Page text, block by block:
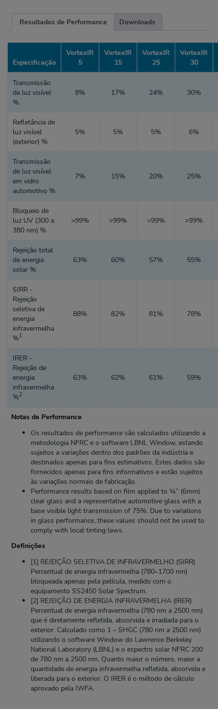
Resultados de Performance Downloads
Especificação
VortexIR
5
VortexIR
15
VortexIR
25
VortexIR
30
Transmissão
de luz visível
%
8% 17% 24% 30%
Refletância de
luz visível
(exterior) %
5% 5% 5% 6%
Transmissão
de luz visível
em vidro
automotivo %
7% 15% 20% 25%
Bloqueio de
luz UV (300 a
380 nm) %
>99% >99% >99% >99%
Rejeição total
de energia
solar %
63% 60% 57% 55%
SIRR -
Rejeição
seletiva de
energia
infravermelha
%1
88% 82% 81% 78%
IRER -
Rejeição de
energia
infravermelha
%2
63% 62% 61% 59%
Notas de Performance
Os resultados de performance são calculados utilizando a
metodologia NFRC e o software LBNL Window, estando
sujeitos a variações dentro dos padrões da indústria e
destinados apenas para fins estimativos. Estes dados são
fornecidos apenas para fins informativos e estão sujeitos
às variações normais de fabricação.
Performance results based on film applied to ¼” (6mm)
clear glass and a representative automotive glass with a
base visible light transmission of 75%. Due to variations
in glass performance, these values should not be used to
comply with local tinting laws.
Definições
[1] REJEIÇÃO SELETIVA DE INFRAVERMELHO (SIRR)
Percentual de energia infravermelha (780–1700 nm)
bloqueada apenas pela película, medido com o
equipamento SS2450 Solar Spectrum.
[2] REJEIÇÃO DE ENERGIA INFRAVERMELHA (IRER)
Percentual de energia infravermelha (780 nm a 2500 nm)
que é diretamente refletida, absorvida e irradiada para o
exterior. Calculado como 1 – SHGC (780 nm a 2500 nm)
utilizando o software Window do Lawrence Berkeley
National Laboratory (LBNL) e o espectro solar NFRC 200
de 780 nm a 2500 nm. Quanto maior o número, maior a
quantidade de energia infravermelha refletida, absorvida e
liberada para o exterior. O IRER é o método de cálculo
aprovado pela IWFA.